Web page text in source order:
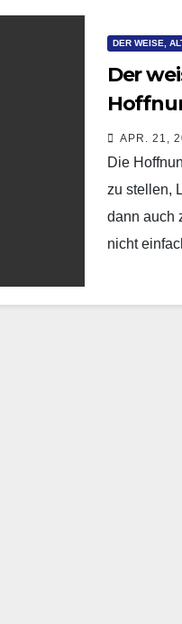
DER WEISE,
Der
APR. 21,
Die
zu stellen,
dann auch
nicht